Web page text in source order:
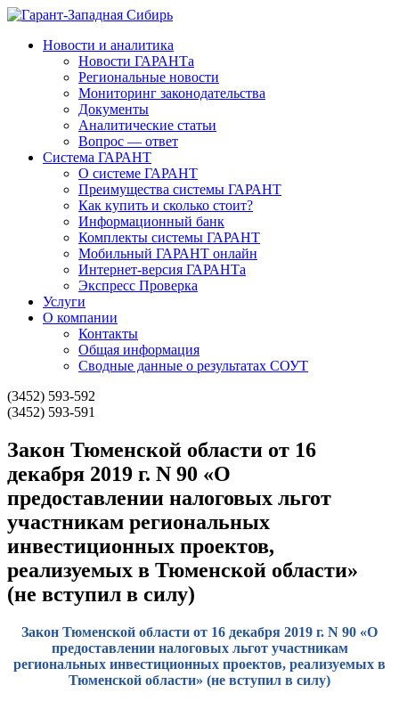
Новости и аналитика
Новости ГАРАНТа
Региональные новости
Мониторинг законодательства
Документы
Аналитические статьи
Вопрос — ответ
Система ГАРАНТ
О системе ГАРАНТ
Преимущества системы ГАРАНТ
Как купить и сколько стоит?
Информационный банк
Комплекты системы ГАРАНТ
Мобильный ГАРАНТ онлайн
Интернет-версия ГАРАНТа
Экспресс Проверка
Услуги
О компании
Контакты
Общая информация
Сводные данные о результатах СОУТ
(3452) 593-592
(3452) 593-591
Закон Тюменской области от 16
декабря 2019 г. N 90 «О
предоставлении налоговых льгот
участникам региональных
инвестиционных проектов,
реализуемых в Тюменской области»
(не вступил в силу)
Закон Тюменской области от 16 декабря 2019 г. N 90 «О
предоставлении налоговых льгот участникам
региональных инвестиционных проектов, реализуемых в
Тюменской области» (не вступил в силу)